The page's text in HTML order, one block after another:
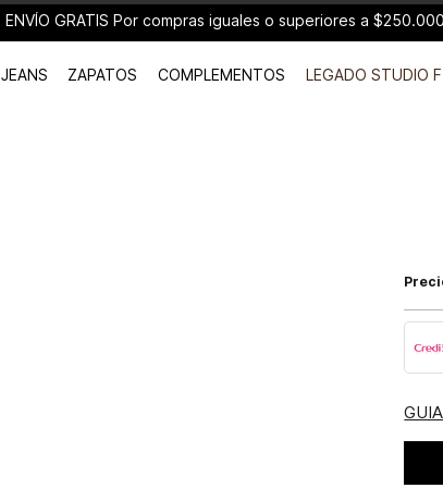
ENVÍO GRATIS Por compras iguales o superiores a $250.000
JEANS ZAPATOS COMPLEMENTOS LEGADO STUDIO F